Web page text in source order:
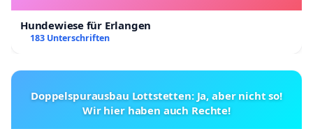
Hundewiese für Erlangen
183 Unterschriften
Doppelspurausbau Lottstetten: Ja, aber nicht so!
Wir hier haben auch Rechte!